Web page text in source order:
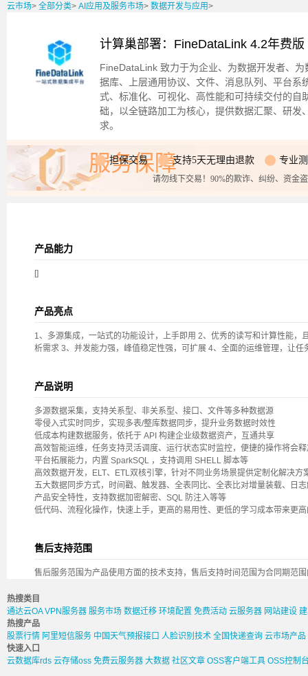
云市场> 全部分类> AI应用及服务市场> 数据开发与应用>
计算巢部署：FineDataLink 4.2年费版
FineDataLink 致力于为企业、为数据开发者、
据库、上层通用协议、文件、消息队列、平台系
式、标准化、可视化、高性能和可持续交付的自
础，以全链路加工为核心，提供数据汇聚、研发
求。
服务保障
担保交易 支持5天无理由退款 专业
请勿线下交易！90%的欺诈、纠纷、资金
产品能力
[]
产品亮点
1、多源集成，一站式的功能设计，上手即用 2、优秀的读写和计算性能，
析需求 3、并发能力强，峰值稳定性强，可扩展 4、全面的运维管理，让任
产品说明
多源数据采集，支持关系型、非关系型、接口、文件等多种数据源
零侵入式实时同步，实现多表/整库数据同步，提升业务数据时效性
低成本构建数据服务，依托于 API 构建企业级数据资产，互通共享
高效智能运维，任务支持灵活调度、运行状态实时监控，便捷的操作将会
平台拓展能力，内置 SparkSQL ，支持调用 SHELL 脚本等
高效数据开发，ELT、ETL双核引擎，针对不同业务场景提供定制化解决方
五大数据同步方式，时间戳、触发器、全表同比、全表比对增量装载、日
产品安全特性，支持数据加密解密、SQL 防注入等等
低代码、流程化操作，快速上手，更高的易用性、更低的学习成本带来更
售后支持范围
售后服务范围为产品使用方面的技术支持，售后支持时间范围为合同期范
热搜类目
通达云OA VPN服务器 服务市场 数据迁移 环境配置 免费活动 云服务器 网站建设
热搜产品
股票行情 阿里短信服务 中国天气预报接口 人脸识别技术 全国快递查询 云市场产品
快速入口
云数据库rds 云存储oss 免费云服务器 大数据 社区文章 OSS客户端工具 OSS控制